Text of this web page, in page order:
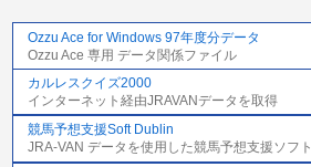
Ozzu Ace for Windows 97年度分データ
Ozzu Ace 専用 データ関係ファイル
カルレスクイズ2000
インターネット経由JRAVANデータを取得
競馬予想支援Soft Dublin
JRA-VAN データを使用した競馬予想支援ソフト